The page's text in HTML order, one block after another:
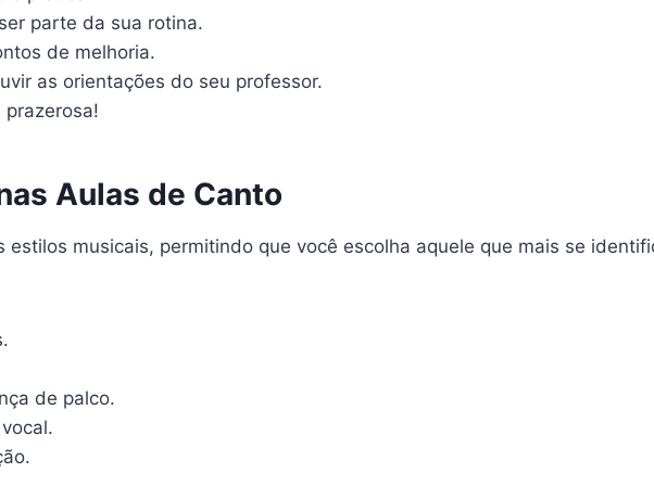
parte da sua rotina.
de melhoria.
as orientações do seu professor.
prazerosa!
Aulas de Canto
musicais, permitindo que você escolha aquele que mais se
de palco.